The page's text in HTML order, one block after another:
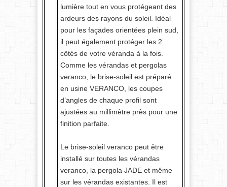
lumière tout en vous protégeant des
ardeurs des rayons du soleil. Idéal
pour les façades orientées plein sud,
il peut également protéger les 2
côtés de votre véranda à la fois.
Comme les vérandas et pergolas
veranco, le brise-soleil est préparé
en usine VERANCO, les coupes
d’angles de chaque profil sont
ajustées au millimètre près pour une
finition parfaite.
Le brise-soleil veranco peut être
installé sur toutes les vérandas
veranco, la pergola JADE et même
sur les vérandas existantes. Il est